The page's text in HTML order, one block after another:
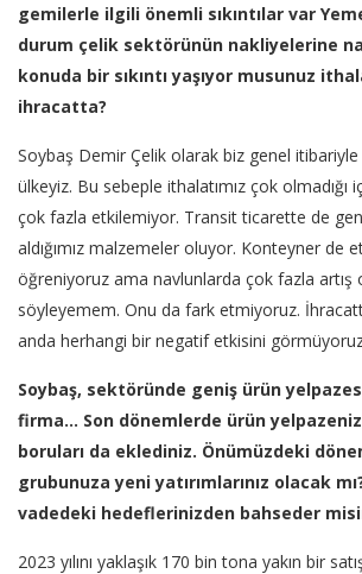
gemilerle ilgili önemli sıkıntılar var
durum çelik sektörünün nakliyelerine
konuda bir sıkıntı yaşıyor musunuz
ihracatta?
Soybaş Demir Çelik olarak biz genel
ülkeyiz. Bu sebeple ithalatımız çok olmadığı
çok fazla etkilemiyor. Transit ticarette de
aldığımız malzemeler oluyor. Konteyner de
öğreniyoruz ama navlunlarda çok fazla artış
söyleyemem. Onu da fark etmiyoruz.
anda herhangi bir negatif etkisini
Soybaş, sektöründe geniş ürün
firma… Son dönemlerde ürün
boruları da eklediniz. Önümüzdeki
grubunuza yeni yatırımlarınız olacak
vadedeki hedeflerinizden bahseder
2023 yılını yaklaşık 170 bin tona yakın bir